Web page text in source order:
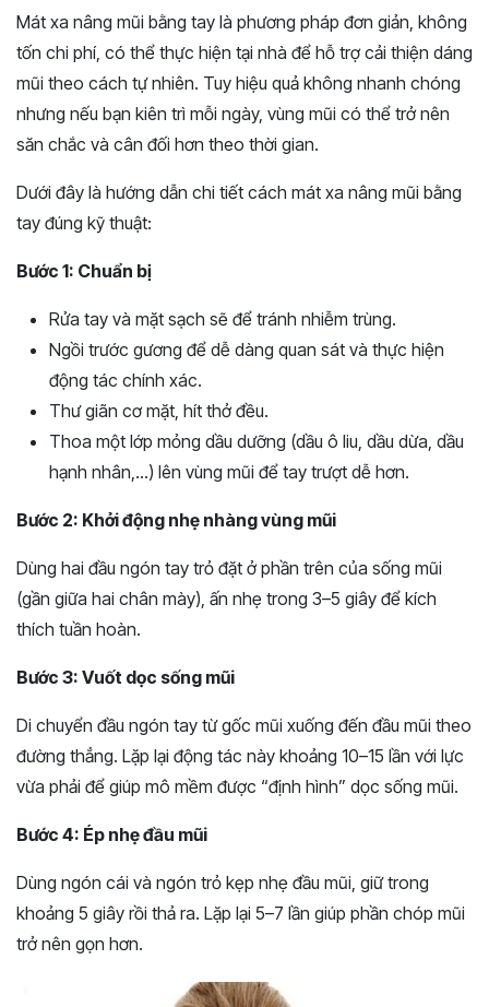
Mát xa nâng mũi bằng tay là phương pháp đơn giản, không
tốn chi phí, có thể thực hiện tại nhà để hỗ trợ cải thiện dáng
mũi theo cách tự nhiên. Tuy hiệu quả không nhanh chóng
nhưng nếu bạn kiên trì mỗi ngày, vùng mũi có thể trở nên
săn chắc và cân đối hơn theo thời gian.
Dưới đây là hướng dẫn chi tiết cách mát xa nâng mũi bằng
tay đúng kỹ thuật:
Bước 1: Chuẩn bị
Rửa tay và mặt sạch sẽ để tránh nhiễm trùng.
Ngồi trước gương để dễ dàng quan sát và thực hiện
động tác chính xác.
Thư giãn cơ mặt, hít thở đều.
Thoa một lớp mỏng dầu dưỡng (dầu ô liu, dầu dừa, dầu
hạnh nhân,…) lên vùng mũi để tay trượt dễ hơn.
Bước 2: Khởi động nhẹ nhàng vùng mũi
Dùng hai đầu ngón tay trỏ đặt ở phần trên của sống mũi
(gần giữa hai chân mày), ấn nhẹ trong 3–5 giây để kích
thích tuần hoàn.
Bước 3: Vuốt dọc sống mũi
Di chuyển đầu ngón tay từ gốc mũi xuống đến đầu mũi theo
đường thẳng. Lặp lại động tác này khoảng 10–15 lần với lực
vừa phải để giúp mô mềm được “định hình” dọc sống mũi.
Bước 4: Ép nhẹ đầu mũi
Dùng ngón cái và ngón trỏ kẹp nhẹ đầu mũi, giữ trong
khoảng 5 giây rồi thả ra. Lặp lại 5–7 lần giúp phần chóp mũi
trở nên gọn hơn.